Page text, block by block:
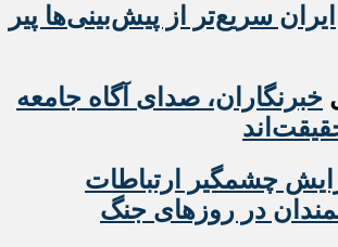
ایران سریع‌تر از پیش‌بینی‌ها پیر
خبرنگاران، صدای آگاه جامعه
چشمگیر ارتباطات
در روزهای جنگ